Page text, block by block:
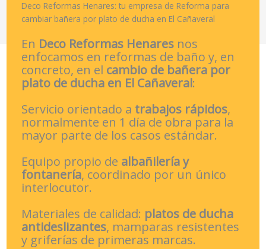
Deco Reformas Henares: tu empresa de Reforma para
cambiar bañera por plato de ducha en El Cañaveral
En Deco Reformas Henares nos
enfocamos en reformas de baño y, en
concreto, en el cambio de bañera por
plato de ducha en El Cañaveral:
Servicio orientado a trabajos rápidos,
normalmente en 1 día de obra para la
mayor parte de los casos estándar.
Equipo propio de albañilería y
fontanería, coordinado por un único
interlocutor.
Materiales de calidad: platos de ducha
antideslizantes, mamparas resistentes
y griferías de primeras marcas.